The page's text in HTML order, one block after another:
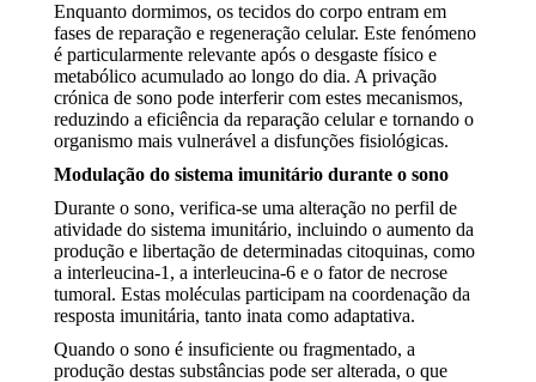
Enquanto dormimos, os tecidos do corpo entram em
fases de reparação e regeneração celular. Este fenómeno
é particularmente relevante após o desgaste físico e
metabólico acumulado ao longo do dia. A privação
crónica de sono pode interferir com estes mecanismos,
reduzindo a eficiência da reparação celular e tornando o
organismo mais vulnerável a disfunções fisiológicas.
Modulação do sistema imunitário durante o sono
Durante o sono, verifica-se uma alteração no perfil de
atividade do sistema imunitário, incluindo o aumento da
produção e libertação de determinadas citoquinas, como
a interleucina-1, a interleucina-6 e o fator de necrose
tumoral. Estas moléculas participam na coordenação da
resposta imunitária, tanto inata como adaptativa.
Quando o sono é insuficiente ou fragmentado, a
produção destas substâncias pode ser alterada, o que